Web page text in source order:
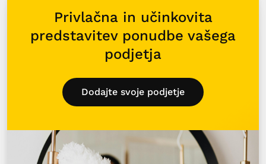
Privlačna in učinkovita
predstavitev ponudbe vašega
podjetja
Dodajte svoje podjetje